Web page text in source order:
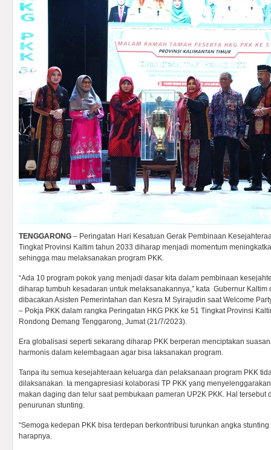
TENGGARONG – Peringatan Hari Kesatuan Gerak Pembinaan
Tingkat Provinsi Kaltim tahun 2033 diharap menjadi momentum
sehingga mau melaksanakan program PKK.
“Ada 10 program pokok yang menjadi dasar kita dalam pembinaan
diharap tumbuh kesadaran untuk melaksanakannya,” kata Gubernur Kaltim
dibacakan Asisten Pemerintahan dan Kesra M Syirajudin saat Welcome
– Pokja PKK dalam rangka Peringatan HKG PKK ke 51 Tingkat Provinsi
Rondong Demang Tenggarong, Jumat (21/7/2023).
Era globalisasi seperti sekarang diharap PKK berperan menciptakan
harmonis dalam kelembagaan agar bisa laksanakan program.
Tanpa itu semua kesejahteraan keluarga dan pelaksanaan program PKK
dilaksanakan. Ia mengapresiasi kolaborasi TP PKK yang
makan daging dan telur saat pembukaan pameran UP2K PKK. Hal
penurunan stunting.
“Semoga kedepan PKK bisa terdepan berkontribusi turunkan angka
harapnya.